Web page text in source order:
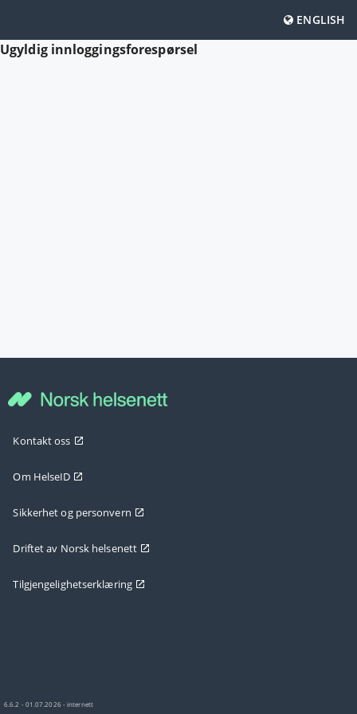
ENGLISH
Ugyldig innloggingsforespørsel
Kontakt oss
Om HelseID
Sikkerhet og personvern
Driftet av Norsk helsenett
Tilgjengelighetserklæring
6.6.2 - 01.07.2026 - internett